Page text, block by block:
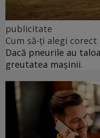
publicitate
Cum să-ți alegi
Dacă pneurile au
greutatea mașinii.